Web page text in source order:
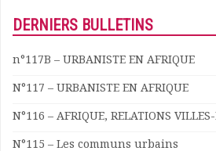
DERNIERS BULLETINS
n°117B – URBANISTE EN AFRIQUE
N°117 – URBANISTE EN AFRIQUE
N°116 – AFRIQUE, RELATIONS
N°115 – Les communs urbains